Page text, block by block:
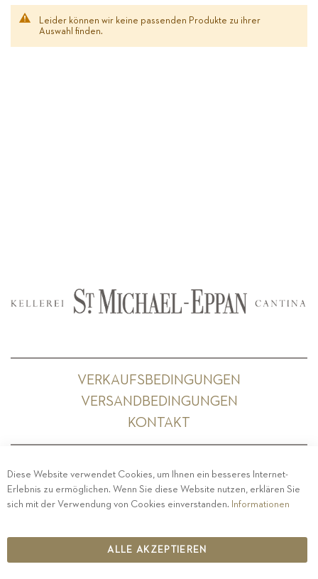
Leider können wir keine passenden Produkte zu ihrer
Auswahl finden.
VERKAUFSBEDINGUNGEN
VERSANDBEDINGUNGEN
KONTAKT
PRIVACY-IMPRESSUM- COOKIE POLICY-
ETHISCHER KODEX
IT00126670215
Diese Website verwendet Cookies, um Ihnen ein besseres Internet-
Erlebnis zu ermöglichen. Wenn Sie diese Website nutzen, erklären Sie
sich mit der Verwendung von Cookies einverstanden. Informationen
ALLE AKZEPTIEREN